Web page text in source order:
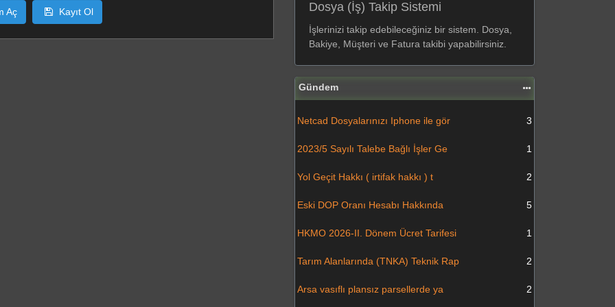
Aç Kayıt Ol Dosya (İş) Takip Sistemi
İşlerinizi takip edebileceğiniz bir sistem. Dosya,
Bakiye, Müşteri ve Fatura takibi yapabilirsiniz.
Gündem
Netcad Dosyalarınızı Iphone ile gör 3
2023/5 Sayılı Talebe Bağlı İşler Ge 1
Yol Geçit Hakkı ( irtifak hakkı ) t 2
Eski DOP Oranı Hesabı Hakkında 5
HKMO 2026-II. Dönem Ücret Tarifesi 1
Tarım Alanlarında (TNKA) Teknik Rap 2
Arsa vasıflı plansız parsellerde ya 2